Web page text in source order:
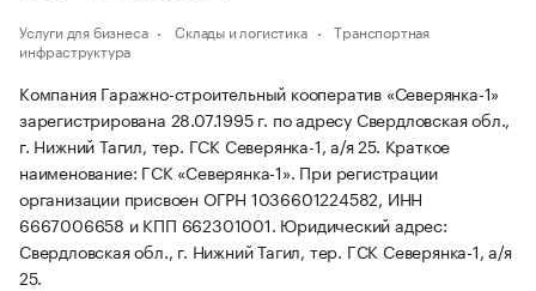
Услуги для бизнеса Склады и логистика
Транспортная
инфраструктура
Компания Гаражно-строительный кооператив «Северянка-1»
зарегистрирована 28.07.1995 г. по адресу Свердловская обл.,
г. Нижний Тагил, тер. ГСК Северянка-1, а/я 25. Краткое
наименование: ГСК «Северянка-1». При регистрации
организации присвоен ОГРН 1036601224582, ИНН
6667006658 и КПП 662301001. Юридический адрес:
Свердловская обл., г. Нижний Тагил, тер. ГСК Северянка-1, а/я
25.